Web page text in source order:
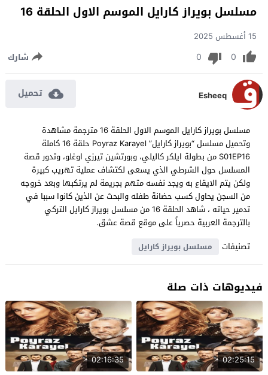
مسلسل بويراز كارايل الموسم الاول الحلقة 16
15 أغسطس 2025
0
0 شارك
Esheeq تحميل
مسلسل بويراز كارايل الموسم الاول الحلقة 16 مترجمة مشاهدة
وتحميل مسلسل “بويراز كارايل” Poyraz Karayel حلقة 16 كاملة
S01EP16 من بطولة ايلكر كاليلي، وبورتشين تيرزي اوغلو، وتدور قصة
المسلسل حول الشرطي الذي يسعى لكتشاف عملية تهريب كبيرة
ولكن يتم الايقاع به ويجد نفسه متهم بجريمة لم يرتكبها وبعد خروجه
من السجن يحاول كسب حضانة طفله والبحث عن الذين كانوا سببا في
تدمير حياته ، شاهد الحلقة 16 من مسلسل بويراز كارايل التركي
بالترجمة العربية حصرياً على موقع قصة عشق.
تصنيفات
مسلسل بويراز كارايل
فيديوهات ذات صلة
02:25:15
02:16:35